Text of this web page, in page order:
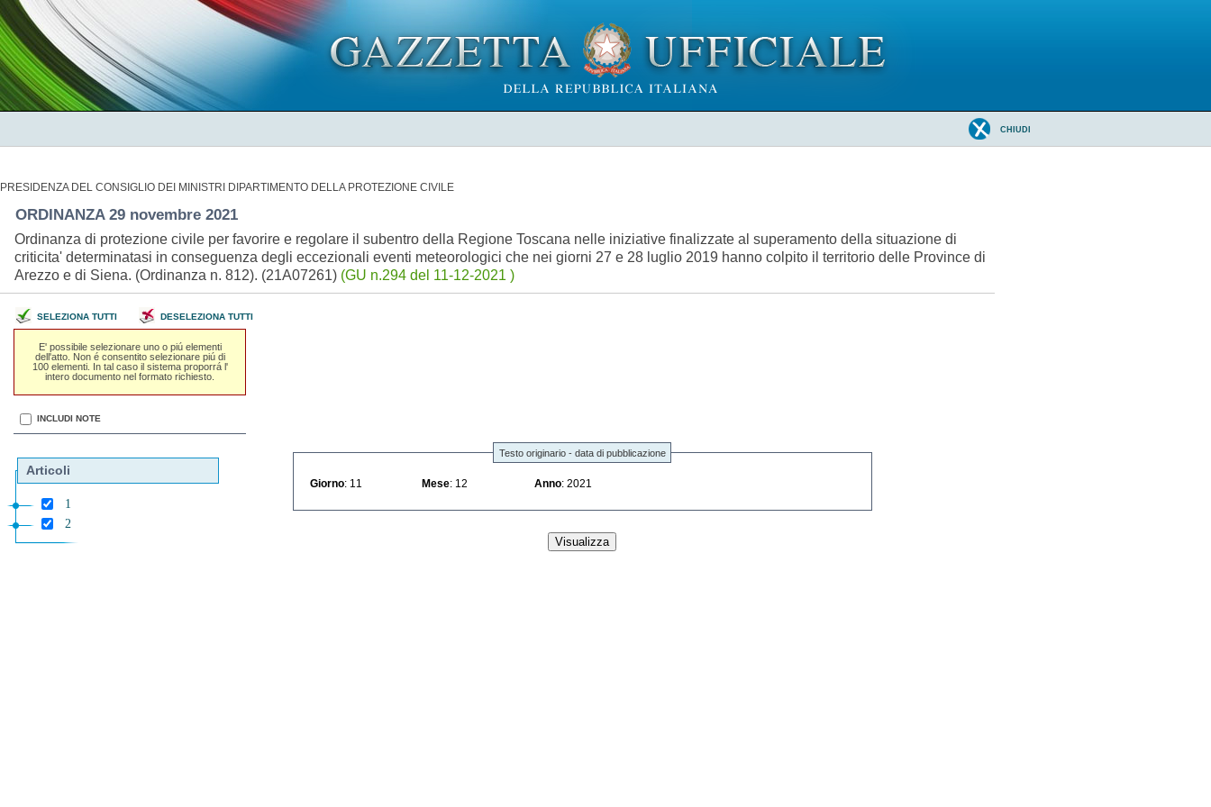
CHIUDI
PRESIDENZA DEL CONSIGLIO DEI MINISTRI DIPARTIMENTO DELLA PROTEZIONE CIVILE
ORDINANZA 29 novembre 2021
Ordinanza di protezione civile per favorire e regolare il subentro della Regione Toscana nelle iniziative finalizzate al superamento della situazione di
criticita' determinatasi in conseguenza degli eccezionali eventi meteorologici che nei giorni 27 e 28 luglio 2019 hanno colpito il territorio delle Province di
Arezzo e di Siena. (Ordinanza n. 812). (21A07261) (GU n.294 del 11-12-2021 )
SELEZIONA TUTTI DESELEZIONA TUTTI
E' possibile selezionare uno o piú elementi
dell'atto. Non é consentito selezionare piú di
100 elementi. In tal caso il sistema proporrá l'
intero documento nel formato richiesto.
INCLUDI NOTE
Articoli
1
2
Testo originario - data di pubblicazione
Giorno : 11 Mese : 12 Anno : 2021